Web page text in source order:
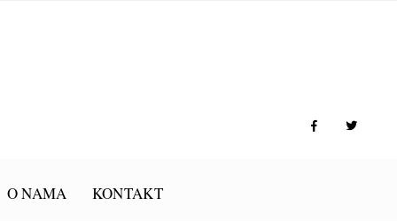
O NAMA KONTAKT